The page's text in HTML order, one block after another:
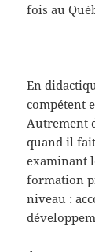
fois au
En
compétent
Autrement
quand il
examinant
formation
niveau :